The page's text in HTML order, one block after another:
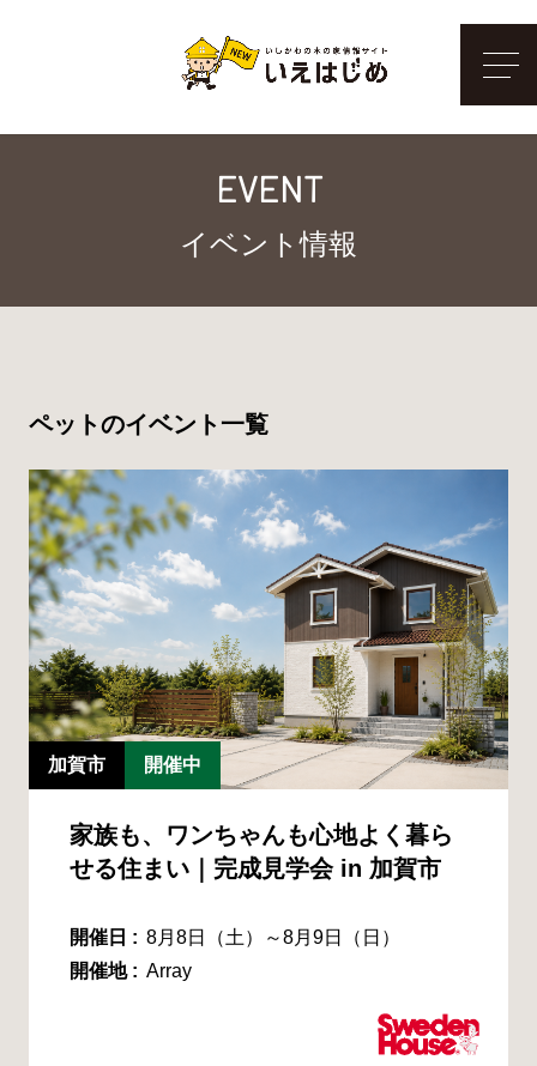
メ
EVENT
イベント情報
ペットのイベント一覧
加賀市 開催中
家族も、ワンちゃんも心地よく暮ら
せる住まい｜完成見学会 in 加賀市
開催日 : 8月8日（土）～8月9日（日）
開催地 : Array